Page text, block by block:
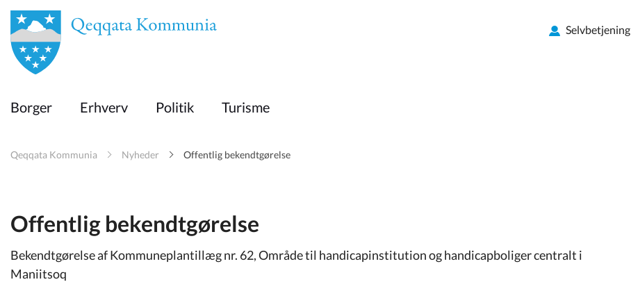
en
Borger
Erhverv
Politik
Selvbetjening
Selvbetjening
Borger Erhverv Politik Turisme
Qeqqata Kommunia Nyheder Offentlig bekendtgørelse
Offentlig bekendtgørelse
Bekendtgørelse af Kommuneplantillæg nr. 62, Område til handicapinstitution og handicapboliger centralt i
Maniitsoq